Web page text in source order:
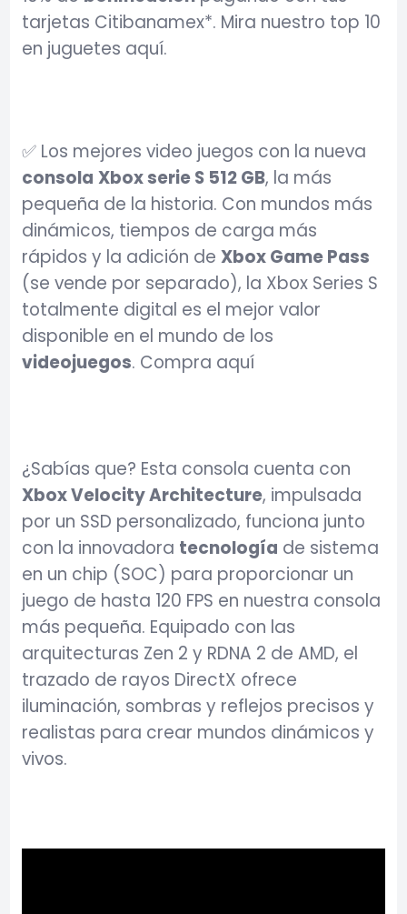
tarjetas Citibanamex*. Mira nuestro top 10
en juguetes aquí.
✅ Los mejores video juegos con la nueva
consola Xbox serie S 512 GB, la más
pequeña de la historia. Con mundos más
dinámicos, tiempos de carga más
rápidos y la adición de Xbox Game Pass
(se vende por separado), la Xbox Series S
totalmente digital es el mejor valor
disponible en el mundo de los
videojuegos. Compra aquí
¿Sabías que? Esta consola cuenta con
Xbox Velocity Architecture, impulsada
por un SSD personalizado, funciona junto
con la innovadora tecnología de sistema
en un chip (SOC) para proporcionar un
juego de hasta 120 FPS en nuestra consola
más pequeña. Equipado con las
arquitecturas Zen 2 y RDNA 2 de AMD, el
trazado de rayos DirectX ofrece
iluminación, sombras y reflejos precisos y
realistas para crear mundos dinámicos y
vivos.